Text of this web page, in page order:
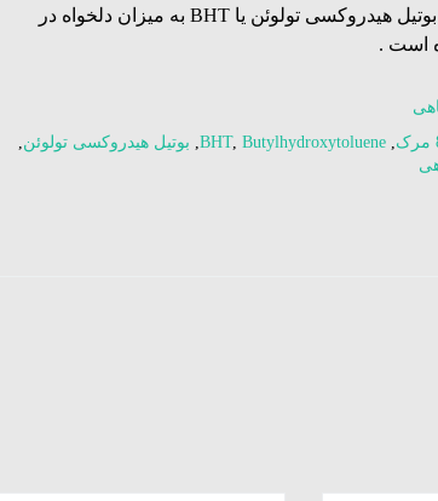
قابل ذکر است که امکان خرید بوتیل هیدروکسی تولوئن یا BHT به میزان دلخواه در
است .
,
BHT, Butylhydroxytoluene
, بوتیل هیدروکسی تولوئن,